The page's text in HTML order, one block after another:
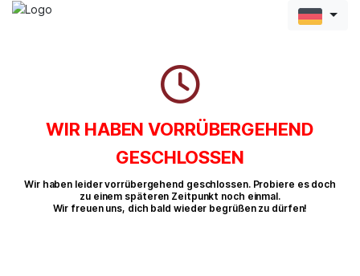
WIR HABEN VORRÜBERGEHEND
GESCHLOSSEN
Wir haben leider vorrübergehend geschlossen. Probiere es doch
zu einem späteren Zeitpunkt noch einmal.
Wir freuen uns, dich bald wieder begrüßen zu dürfen!